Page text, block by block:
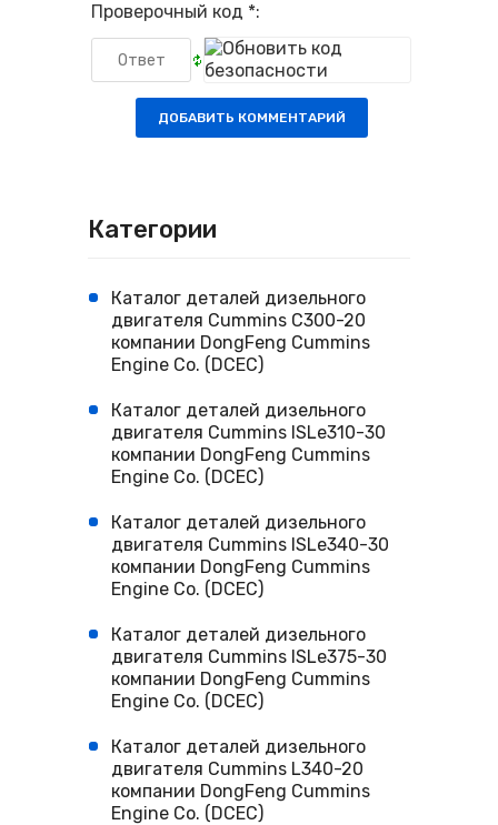
Проверочный код *:
Категории
Каталог деталей дизельного
двигателя Cummins С300-20
компании DongFeng Cummins
Engine Co. (DCEC)
Каталог деталей дизельного
двигателя Cummins ISLe310-30
компании DongFeng Cummins
Engine Co. (DCEC)
Каталог деталей дизельного
двигателя Cummins ISLe340-30
компании DongFeng Cummins
Engine Co. (DCEC)
Каталог деталей дизельного
двигателя Cummins ISLe375-30
компании DongFeng Cummins
Engine Co. (DCEC)
Каталог деталей дизельного
двигателя Cummins L340-20
компании DongFeng Cummins
Engine Co. (DCEC)